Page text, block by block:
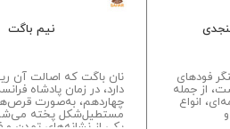
فودهای
از جمله
انواع
نیم باگت
نان باگت که اصالت آن
دارد، در زمان پادشاه
چهاردهم، به‌صورت
مستطیل‌شکل پخته می‌شد